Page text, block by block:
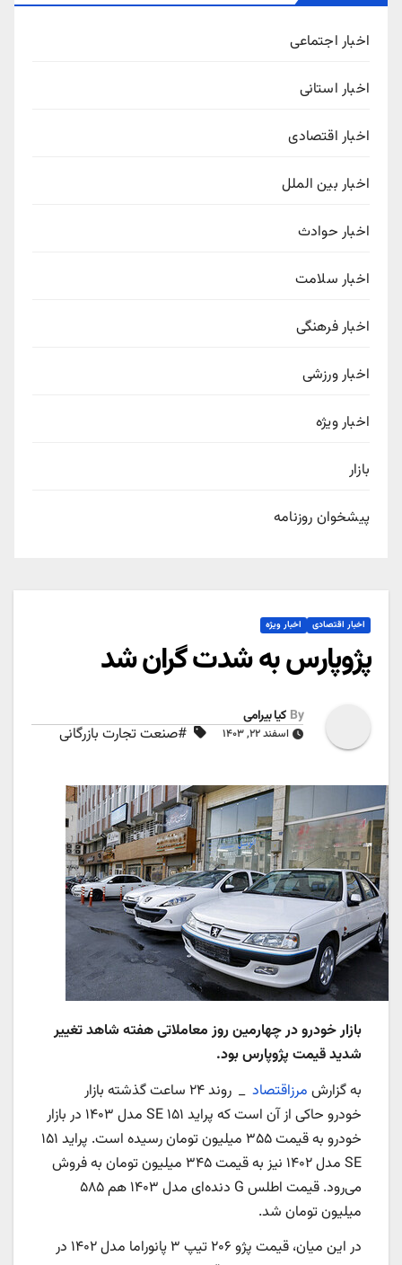
اخبار اجتماعی
اخبار استانی
اخبار اقتصادی
اخبار بین الملل
اخبار حوادث
اخبار سلامت
اخبار فرهنگی
اخبار ورزشی
اخبار ویژه
بازار
پیشخوان روزنامه
اخبار اقتصادی اخبار ویژه
پژوپارس به شدت گران شد
By کیا بیرامی
اسفند ۲۲, ۱۴۰۳ #صنعت تجارت بازرگانی
بازار خودرو در چهارمین روز معاملاتی هفته شاهد تغییر
شدید قیمت پژوپارس بود.
به گزارش مرزاقتصاد
_ روند ۲۴ ساعت گذشته بازار
خودرو حاکی از آن است که پراید ۱۵۱ SE مدل ۱۴۰۳ در بازار
خودرو به قیمت ۳۵۵ میلیون تومان رسیده است. پراید ۱۵۱
SE مدل ۱۴۰۲ نیز به قیمت ۳۴۵ میلیون تومان به فروش
می‌رود. قیمت اطلس G دنده‌ای مدل ۱۴۰۳ هم ۵۸۵
میلیون تومان شد.
در این میان، قیمت پژو ۲۰۶ تیپ ۳ پانوراما مدل ۱۴۰۲ در